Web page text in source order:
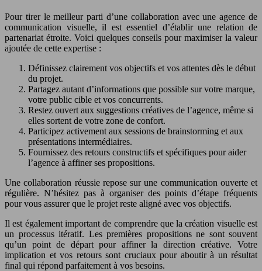
Pour tirer le meilleur parti d’une collaboration avec une agence de
communication visuelle, il est essentiel d’établir une relation de
partenariat étroite. Voici quelques conseils pour maximiser la valeur
ajoutée de cette expertise :
Définissez clairement vos objectifs et vos attentes dès le début
du projet.
Partagez autant d’informations que possible sur votre marque,
votre public cible et vos concurrents.
Restez ouvert aux suggestions créatives de l’agence, même si
elles sortent de votre zone de confort.
Participez activement aux sessions de brainstorming et aux
présentations intermédiaires.
Fournissez des retours constructifs et spécifiques pour aider
l’agence à affiner ses propositions.
Une collaboration réussie repose sur une communication ouverte et
régulière. N’hésitez pas à organiser des points d’étape fréquents
pour vous assurer que le projet reste aligné avec vos objectifs.
Il est également important de comprendre que la création visuelle est
un processus itératif. Les premières propositions ne sont souvent
qu’un point de départ pour affiner la direction créative. Votre
implication et vos retours sont cruciaux pour aboutir à un résultat
final qui répond parfaitement à vos besoins.